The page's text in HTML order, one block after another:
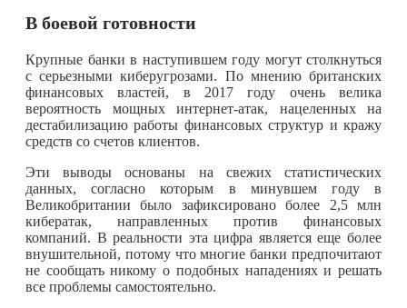
В боевой готовности
Крупные банки в наступившем году могут столкнуться
с серьезными киберугрозами. По мнению британских
финансовых властей, в 2017 году очень велика
вероятность мощных интернет-атак, нацеленных на
дестабилизацию работы финансовых структур и кражу
средств со счетов клиентов.
Эти выводы основаны на свежих статистических
данных, согласно которым в минувшем году в
Великобритании было зафиксировано более 2,5 млн
кибератак, направленных против финансовых
компаний. В реальности эта цифра является еще более
внушительной, потому что многие банки предпочитают
не сообщать никому о подобных нападениях и решать
все проблемы самостоятельно.